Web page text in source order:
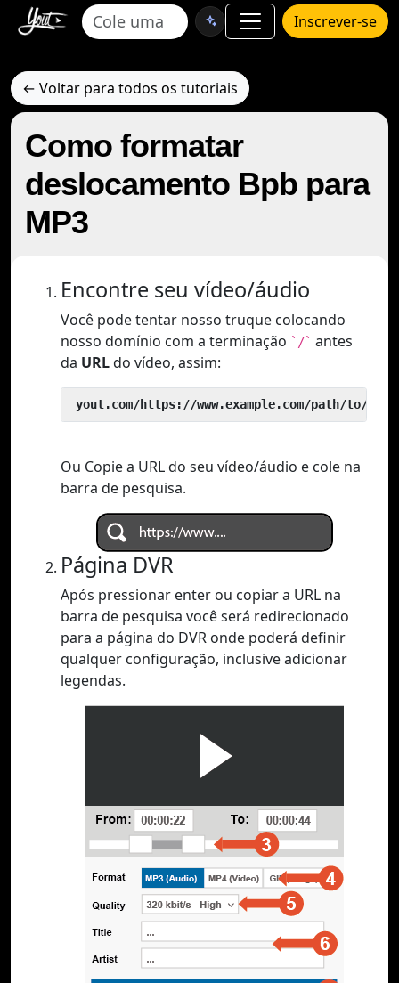
Inscrever-se
← Voltar para todos os tutoriais
Como formatar
deslocamento Bpb para
MP3
Encontre seu vídeo/áudio
Você pode tentar nosso truque colocando
nosso domínio com a terminação `/` antes
da URLdo vídeo, assim:
yout.com/https://www.example.com/path/to/
Ou Copie a URL do seu vídeo/áudio e cole na
barra de pesquisa.
Página DVR
Após pressionar enter ou copiar a URL na
barra de pesquisa você será redirecionado
para a página do DVR onde poderá definir
qualquer configuração, inclusive adicionar
legendas.